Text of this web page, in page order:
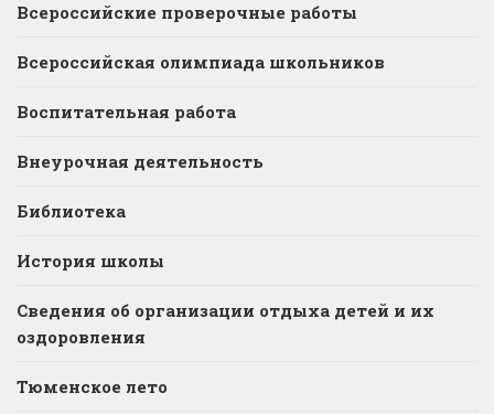
Всероссийские проверочные работы
Всероссийская олимпиада школьников
Воспитательная работа
Внеурочная деятельность
Библиотека
История школы
Сведения об организации отдыха детей и их
оздоровления
Тюменское лето